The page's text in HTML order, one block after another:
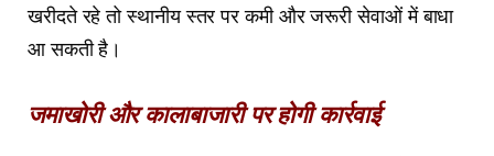
खरीदते रहे तो स्थानीय स्तर पर कमी और जरूरी सेवाओं में बाधा
आ सकती है।
जमाखोरी और कालाबाजारी पर होगी कार्रवाई